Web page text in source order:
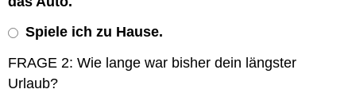
Spiele ich zu Hause.
FRAGE 2: Wie lange war bisher dein längster
Urlaub?